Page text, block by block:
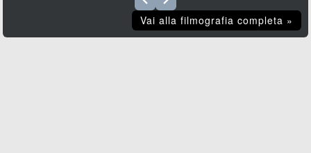
Vai alla filmografia completa »